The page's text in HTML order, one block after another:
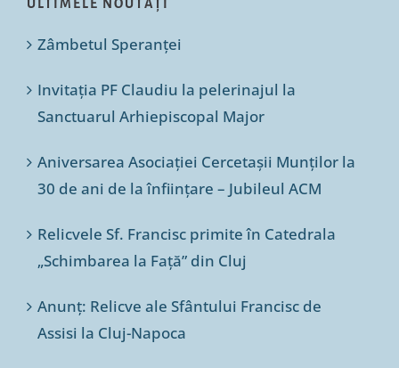
ULTIMELE NOUTĂȚI
Zâmbetul Speranței
Invitația PF Claudiu la pelerinajul la
Sanctuarul Arhiepiscopal Major
Aniversarea Asociației Cercetașii Munților la
30 de ani de la înființare – Jubileul ACM
Relicvele Sf. Francisc primite în Catedrala
„Schimbarea la Față” din Cluj
Anunț: Relicve ale Sfântului Francisc de
Assisi la Cluj-Napoca